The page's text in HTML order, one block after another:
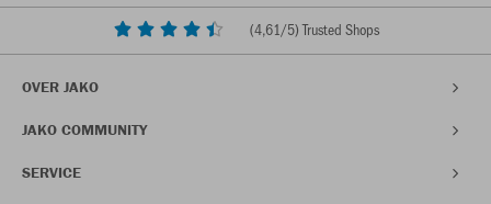
(4,61/5) Trusted Shops
OVER JAKO
JAKO COMMUNITY
SERVICE